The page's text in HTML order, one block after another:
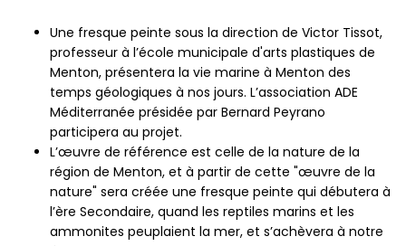
Une fresque peinte sous la direction de Victor Tissot,
professeur à l’école municipale d'arts plastiques de
Menton, présentera la vie marine à Menton des
temps géologiques à nos jours. L’association ADE
Méditerranée présidée par Bernard Peyrano
participera au projet.
L’œuvre de référence est celle de la nature de la
région de Menton, et à partir de cette "œuvre de la
nature" sera créée une fresque peinte qui débutera à
l’ère Secondaire, quand les reptiles marins et les
ammonites peuplaient la mer, et s’achèvera à notre